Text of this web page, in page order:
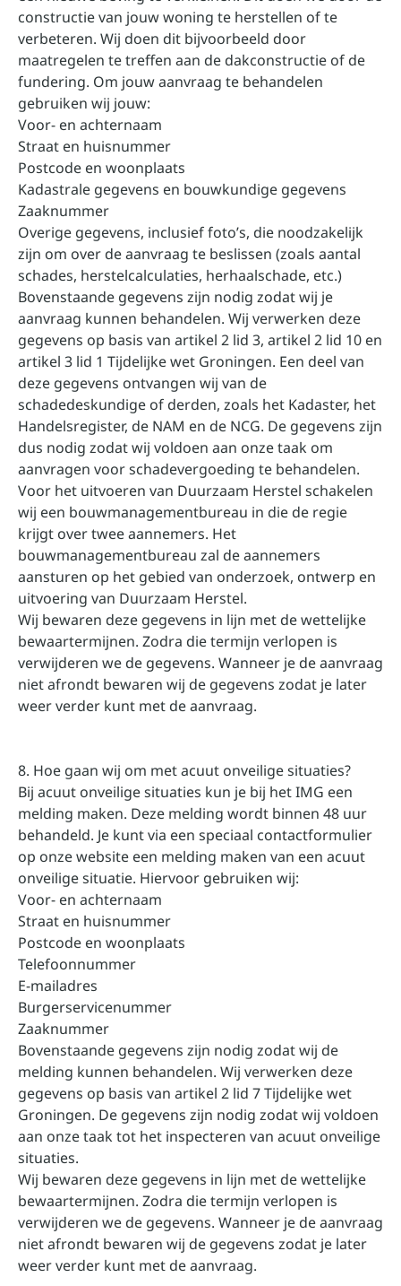
constructie van jouw woning te herstellen of te
verbeteren. Wij doen dit bijvoorbeeld door
maatregelen te treffen aan de dakconstructie of de
fundering. Om jouw aanvraag te behandelen
gebruiken wij jouw:
Voor- en achternaam
Straat en huisnummer
Postcode en woonplaats
Kadastrale gegevens en bouwkundige gegevens
Zaaknummer
Overige gegevens, inclusief foto’s, die noodzakelijk
zijn om over de aanvraag te beslissen (zoals aantal
schades, herstelcalculaties, herhaalschade, etc.)
Bovenstaande gegevens zijn nodig zodat wij je
aanvraag kunnen behandelen. Wij verwerken deze
gegevens op basis van artikel 2 lid 3, artikel 2 lid 10 en
artikel 3 lid 1 Tijdelijke wet Groningen. Een deel van
deze gegevens ontvangen wij van de
schadedeskundige of derden, zoals het Kadaster, het
Handelsregister, de NAM en de NCG. De gegevens zijn
dus nodig zodat wij voldoen aan onze taak om
aanvragen voor schadevergoeding te behandelen.
Voor het uitvoeren van Duurzaam Herstel schakelen
wij een bouwmanagementbureau in die de regie
krijgt over twee aannemers. Het
bouwmanagementbureau zal de aannemers
aansturen op het gebied van onderzoek, ontwerp en
uitvoering van Duurzaam Herstel.
Wij bewaren deze gegevens in lijn met de wettelijke
bewaartermijnen. Zodra die termijn verlopen is
verwijderen we de gegevens. Wanneer je de aanvraag
niet afrondt bewaren wij de gegevens zodat je later
weer verder kunt met de aanvraag.
8. Hoe gaan wij om met acuut onveilige situaties?
Bij acuut onveilige situaties kun je bij het IMG een
melding maken. Deze melding wordt binnen 48 uur
behandeld. Je kunt via een speciaal contactformulier
op onze website een melding maken van een acuut
onveilige situatie. Hiervoor gebruiken wij:
Voor- en achternaam
Straat en huisnummer
Postcode en woonplaats
Telefoonnummer
E-mailadres
Burgerservicenummer
Zaaknummer
Bovenstaande gegevens zijn nodig zodat wij de
melding kunnen behandelen. Wij verwerken deze
gegevens op basis van artikel 2 lid 7 Tijdelijke wet
Groningen. De gegevens zijn nodig zodat wij voldoen
aan onze taak tot het inspecteren van acuut onveilige
situaties.
Wij bewaren deze gegevens in lijn met de wettelijke
bewaartermijnen. Zodra die termijn verlopen is
verwijderen we de gegevens. Wanneer je de aanvraag
niet afrondt bewaren wij de gegevens zodat je later
weer verder kunt met de aanvraag.